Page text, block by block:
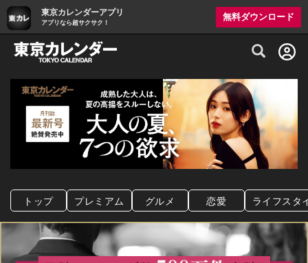
東京カレンダーアプリ
アプリなら超サクサク！
無料ダウンロード
グルメ情報・プレミアムレストラン予約
トップ プレミアム グルメ 恋愛 ライフスタ